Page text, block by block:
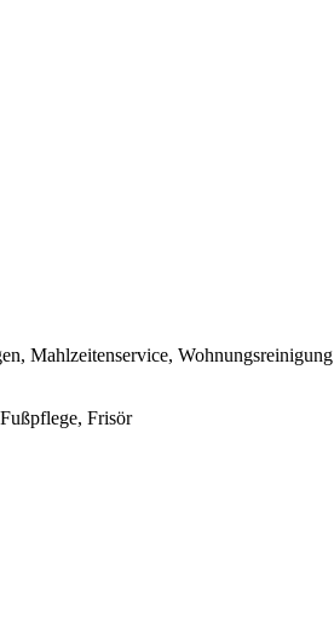
Mahlzeitenservice, Wohnungsreinigung
Frisör